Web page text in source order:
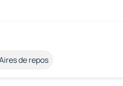
de repos